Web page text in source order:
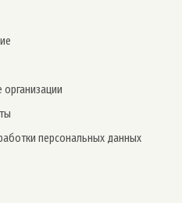
персональных данных